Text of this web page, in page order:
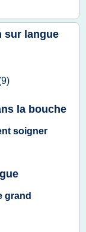
sur langue
la bouche
soigner
grand